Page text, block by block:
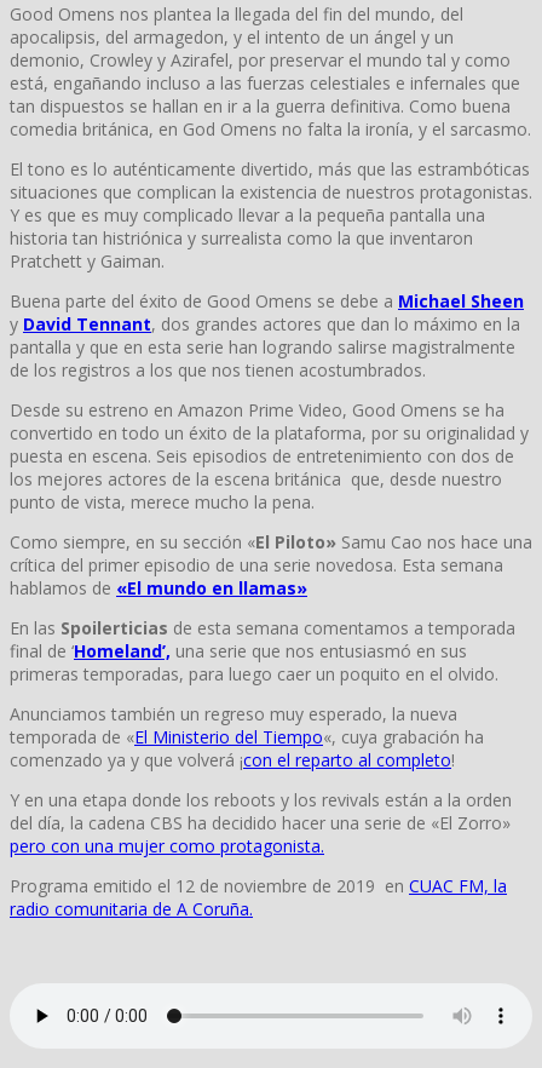
Good Omens nos plantea la llegada del fin del mundo, del
apocalipsis, del armagedon, y el intento de un ángel y un
demonio, Crowley y Azirafel, por preservar el mundo tal y como
está, engañando incluso a las fuerzas celestiales e infernales que
tan dispuestos se hallan en ir a la guerra definitiva. Como buena
comedia británica, en God Omens no falta la ironía, y el sarcasmo.
El tono es lo auténticamente divertido, más que las estrambóticas
situaciones que complican la existencia de nuestros protagonistas.
Y es que es muy complicado llevar a la pequeña pantalla una
historia tan histriónica y surrealista como la que inventaron
Pratchett y Gaiman.
Buena parte del éxito de Good Omens se debe a Michael Sheen
y David Tennant, dos grandes actores que dan lo máximo en la
pantalla y que en esta serie han logrando salirse magistralmente
de los registros a los que nos tienen acostumbrados.
Desde su estreno en Amazon Prime Video, Good Omens se ha
convertido en todo un éxito de la plataforma, por su originalidad y
puesta en escena. Seis episodios de entretenimiento con dos de
los mejores actores de la escena británica que, desde nuestro
punto de vista, merece mucho la pena.
Como siempre, en su sección «El Piloto» Samu Cao nos hace una
crítica del primer episodio de una serie novedosa. Esta semana
hablamos de «El mundo en llamas»
En las Spoilerticias de esta semana comentamos a temporada
final de ‘Homeland’, una serie que nos entusiasmó en sus
primeras temporadas, para luego caer un poquito en el olvido.
Anunciamos también un regreso muy esperado, la nueva
temporada de «El Ministerio del Tiempo«, cuya grabación ha
comenzado ya y que volverá ¡con el reparto al completo!
Y en una etapa donde los reboots y los revivals están a la orden
del día, la cadena CBS ha decidido hacer una serie de «El Zorro»
pero con una mujer como protagonista.
Programa emitido el 12 de noviembre de 2019 en CUAC FM, la
radio comunitaria de A Coruña.